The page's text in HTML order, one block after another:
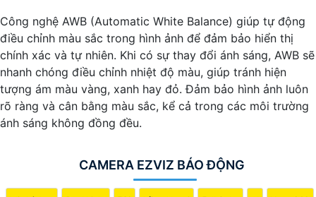
Công nghệ AWB (Automatic White Balance) giúp tự động
điều chỉnh màu sắc trong hình ảnh để đảm bảo hiển thị
chính xác và tự nhiên. Khi có sự thay đổi ánh sáng, AWB sẽ
nhanh chóng điều chỉnh nhiệt độ màu, giúp tránh hiện
tượng ám màu vàng, xanh hay đỏ. Đảm bảo hình ảnh luôn
rõ ràng và cân bằng màu sắc, kể cả trong các môi trường
ánh sáng không đồng đều.
CAMERA EZVIZ BÁO ĐỘNG